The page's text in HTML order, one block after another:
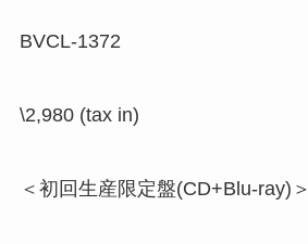
BVCL-1372
\2,980 (tax in)
＜初回生産限定盤(CD+Blu-ray)＞